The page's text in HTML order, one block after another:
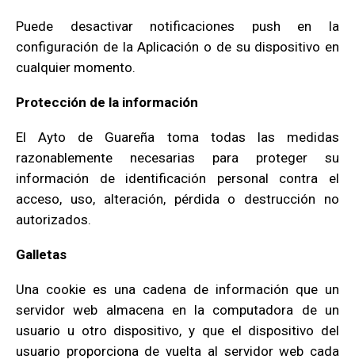
Puede desactivar notificaciones push en la
configuración de la Aplicación o de su dispositivo en
cualquier momento.
Protección de la información
El Ayto de Guareña toma todas las medidas
razonablemente necesarias para proteger su
información de identificación personal contra el
acceso, uso, alteración, pérdida o destrucción no
autorizados.
Galletas
Una cookie es una cadena de información que un
servidor web almacena en la computadora de un
usuario u otro dispositivo, y que el dispositivo del
usuario proporciona de vuelta al servidor web cada